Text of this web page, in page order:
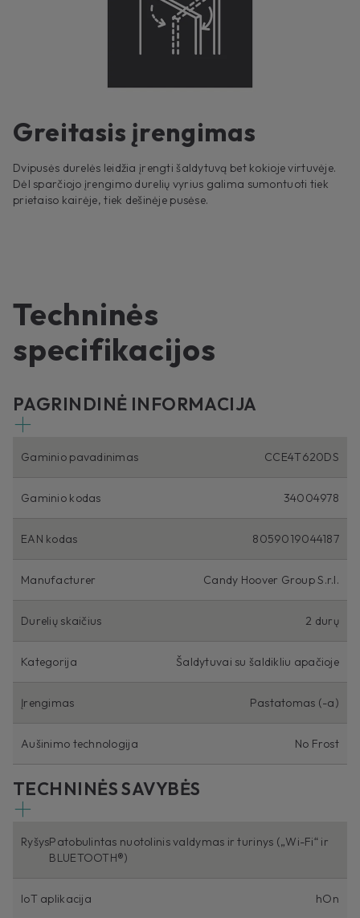
Greitasis įrengimas
Dvipusės durelės leidžia įrengti šaldytuvą bet kokioje virtuvėje.
Dėl sparčiojo įrengimo durelių vyrius galima sumontuoti tiek
prietaiso kairėje, tiek dešinėje pusėse.
Techninės
specifikacijos
PAGRINDINĖ INFORMACIJA
Gaminio pavadinimas CCE4T620DS
Gaminio kodas 34004978
EAN kodas 8059019044187
Manufacturer Candy Hoover Group S.r.l.
Durelių skaičius 2 durų
Kategorija Šaldytuvai su šaldikliu apačioje
Įrengimas Pastatomas (-a)
Aušinimo technologija No Frost
TECHNINĖS SAVYBĖS
RyšysPatobulintas nuotolinis valdymas ir turinys („Wi-Fi“ ir
BLUETOOTH®)
IoT aplikacija hOn